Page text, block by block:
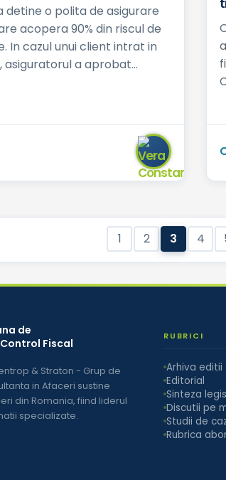
detine o polita de asigurare
acopera 90% din riscul de
In cazul unui client intrat in
asiguratorul a aprobat
1 2 3 4
de
Fiscal
& Straton - Grup de
in Afaceri sustine
din Romania, fiind liderul
specializate.
RUBRICI
Arhiva editii
Editorial
Sinteza
Discutii pe
Studii de
Rubrica